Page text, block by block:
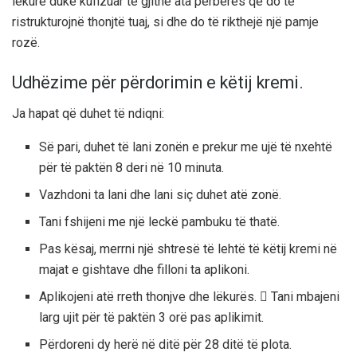
ristrukturojnë thonjtë tuaj, si dhe do të rikthejë një pamje
rozë.
Udhëzime për përdorimin e këtij kremi.
Ja hapat që duhet të ndiqni:
Së pari, duhet të lani zonën e prekur me ujë të nxehtë
për të paktën 8 deri në 10 minuta.
Vazhdoni ta lani dhe lani siç duhet atë zonë.
Tani fshijeni me një leckë pambuku të thatë.
Pas kësaj, merrni një shtresë të lehtë të këtij kremi në
majat e gishtave dhe filloni ta aplikoni.
Aplikojeni atë rreth thonjve dhe lëkurës.  Tani mbajeni
larg ujit për të paktën 3 orë pas aplikimit.
Përdoreni dy herë në ditë për 28 ditë të plota.